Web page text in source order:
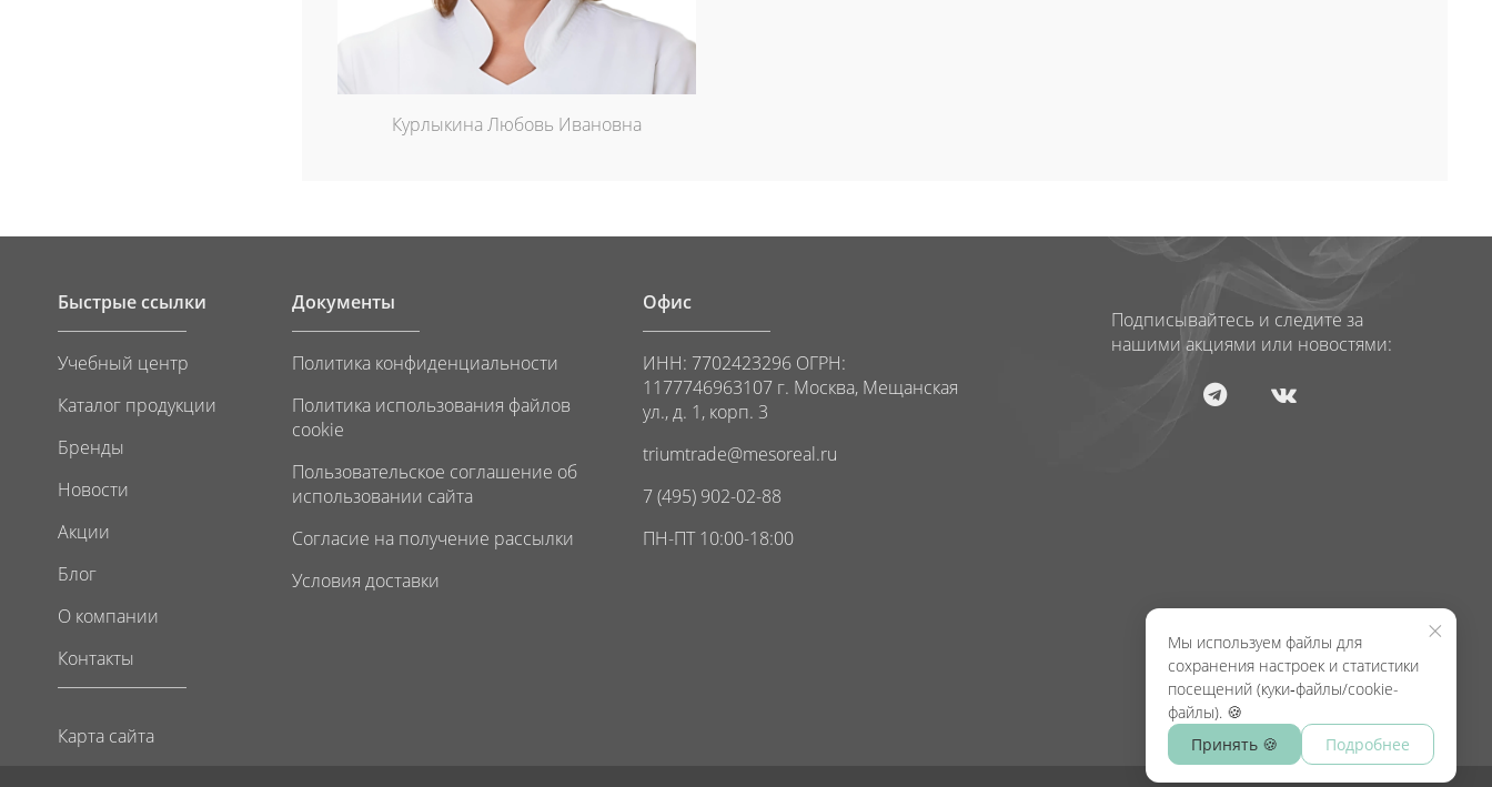
×
Мы используем файлы для
сохранения настроек и статистики
посещений (куки‑файлы/cookie-
файлы). 🍪
Принять 🍪
Подробнее
Курлыкина Любовь Ивановна
Быстрые ссылки
Учебный центр
Каталог продукции
Бренды
Новости
Акции
Блог
О компании
Контакты
Карта сайта
Документы
Политика конфиденциальности
Политика использования файлов
cookie
Пользовательское соглашение об
использовании сайта
Согласие на получение рассылки
Условия доставки
Офис
ИНН: 7702423296 ОГРН:
1177746963107 г. Москва, Мещанская
ул., д. 1, корп. 3
triumtrade@mesoreal.ru
7 (495) 902-02-88
ПН-ПТ 10:00-18:00
Подписывайтесь и следите за
нашими акциями или новостями: